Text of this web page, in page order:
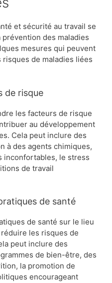
et sécurité au travail se
des maladies
mesures qui peuvent
de maladies liées
de risque
les facteurs de risque
au développement
Cela peut inclure des
à des agents chimiques,
inconfortables, le stress
de travail
de santé
de santé sur le lieu
les risques de
peut inclure des
de bien-être, des
la promotion de
encourageant